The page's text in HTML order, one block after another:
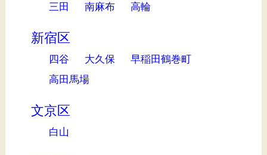
三田 南麻布 高輪
新宿区
四谷 大久保
早稲田鶴巻町
高田馬場
文京区
白山